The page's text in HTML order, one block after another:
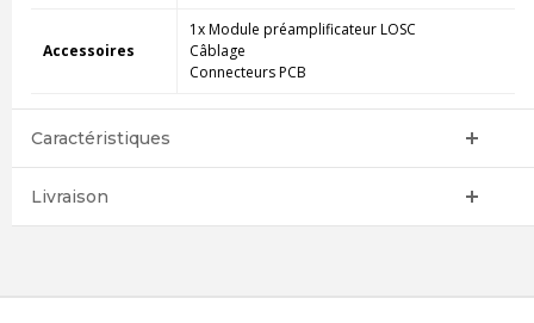
Accessoires
1x Module préamplificateur LOSC
Câblage
Connecteurs PCB
Caractéristiques
Livraison